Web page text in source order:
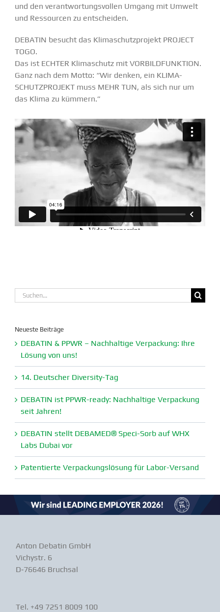
und den verant­wor­tungs­vollen Umgang mit Umwelt
und Ressourcen zu entscheiden.
DEBATIN besucht das Klima­schutz­projekt PROJECT
TOGO.
Das ist ECHTER Klima­schutz mit VORBILD­FUNKTION.
Ganz nach dem Motto: “Wir denken, ein KLIMA­
SCHUTZ­PROJEKT muss MEHR TUN, als sich nur um
das Klima zu kümmern.”
Suche
nach:
Neueste Beiträge
DEBATIN & PPWR – Nachhaltige Verpa­ckung: Ihre
Lösung von uns!
14. Deutscher Diversity-Tag
DEBATIN ist PPWR-ready: Nachhaltige Verpa­ckung
seit Jahren!
DEBATIN stellt DEBAMED® Speci-Sorb auf WHX
Labs Dubai vor
Paten­tierte Verpa­ckungs­lösung für Labor-Versand
Anton Debatin GmbH
Vichystr. 6
D‑76646 Bruchsal
Tel. +49 7251 8009 100